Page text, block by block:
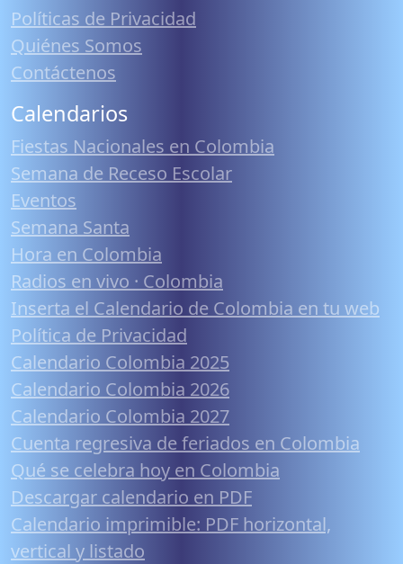
Políticas de Privacidad
Quiénes Somos
Contáctenos
Calendarios
Fiestas Nacionales en Colombia
Semana de Receso Escolar
Eventos
Semana Santa
Hora en Colombia
Radios en vivo · Colombia
Inserta el Calendario de Colombia en tu web
Política de Privacidad
Calendario Colombia 2025
Calendario Colombia 2026
Calendario Colombia 2027
Cuenta regresiva de feriados en Colombia
Qué se celebra hoy en Colombia
Descargar calendario en PDF
Calendario imprimible: PDF horizontal,
vertical y listado